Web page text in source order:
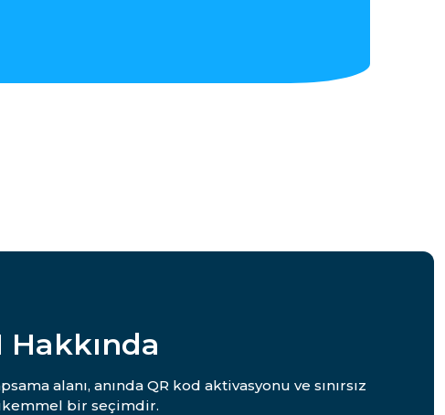
Hakkında
alanı, anında QR kod aktivasyonu ve sınırsız
bir seçimdir.